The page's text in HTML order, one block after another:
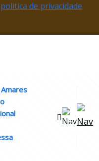
politica de privacidade
Amares